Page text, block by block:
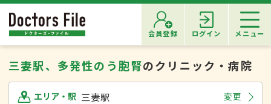
会員登録 ログイン メニュー
三妻駅、多発性のう胞腎のクリニック・病院
エリア・駅 三妻駅 変更